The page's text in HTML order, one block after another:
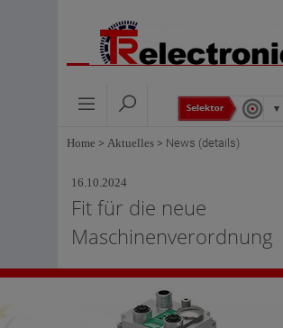
Home > Aktuelles > News (details)
16.10.2024
Fit für die neue
Maschinenverordnung